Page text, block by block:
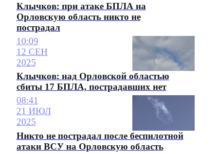
Клычков: при атаке БПЛА на
Орловскую область никто не
пострадал
10:09
12 СЕН
2025
Клычков: над Орловской областью
сбиты 17 БПЛА, пострадавших нет
08:41
21 ИЮЛ
2025
Никто не пострадал после беспилотной
атаки ВСУ на Орловскую область